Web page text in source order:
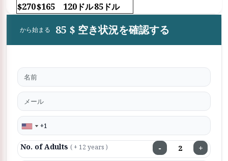
$270$165 120ドル85ドル
から始まる 85 $ 空き状況を確認する
No. of Adults ( + 12 years ) − +